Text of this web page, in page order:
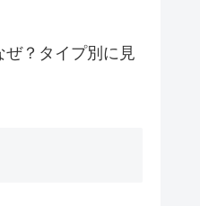
？タイプ別に見